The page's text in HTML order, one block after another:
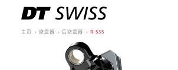
主页 避震器 后避震器 R 535